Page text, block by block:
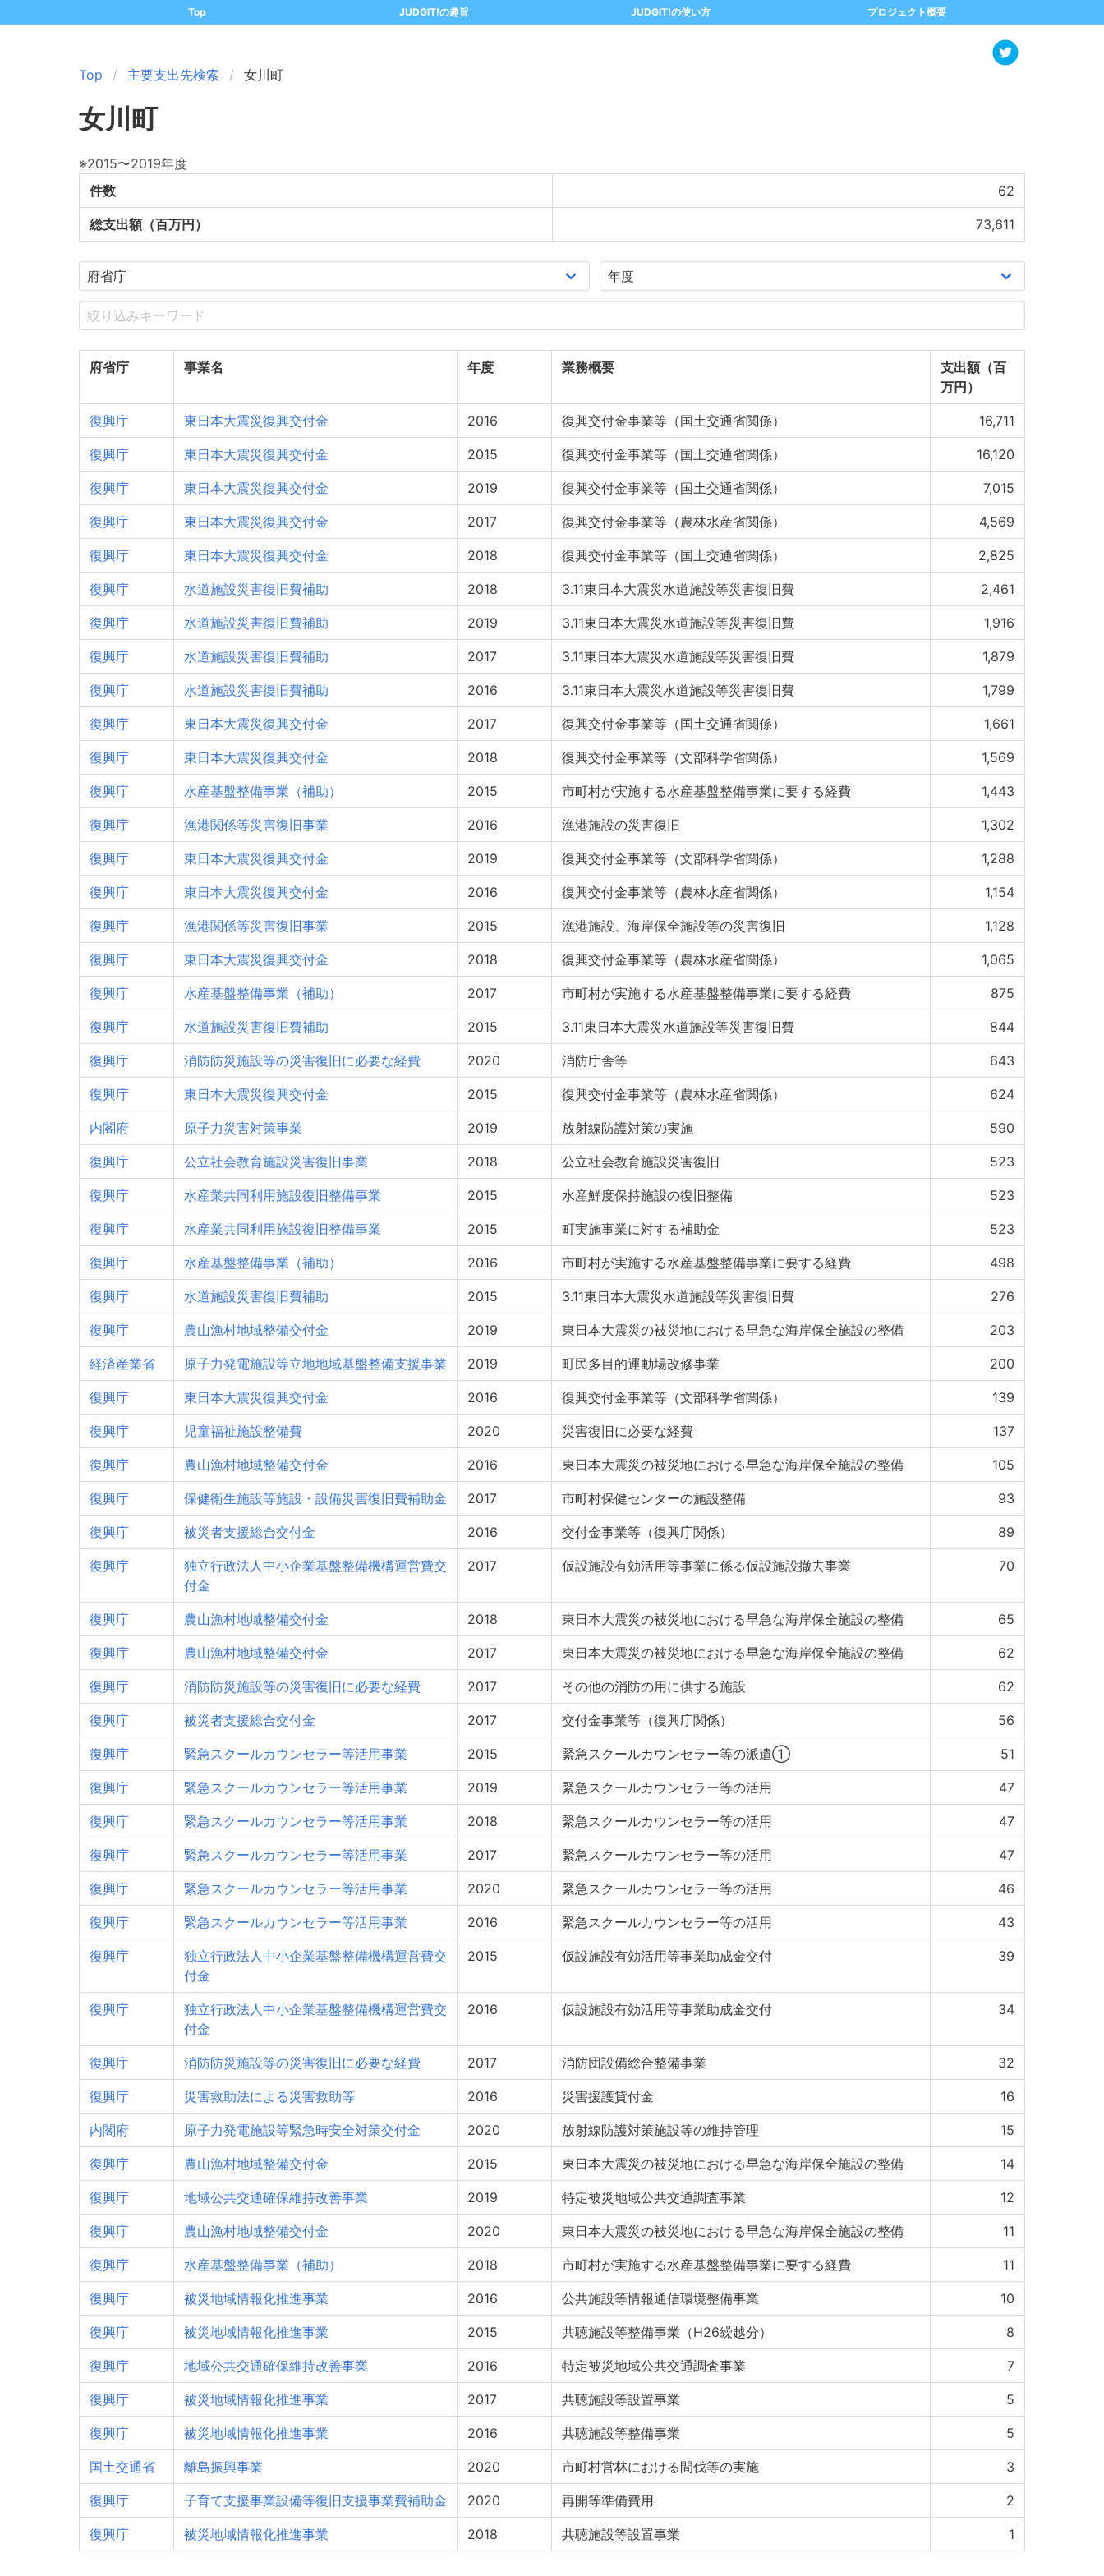
Top JUDGIT!の趣旨 JUDGIT!の使い方 プロジェクト概要
Top 主要支出先検索 女川町
女川町
※2015〜2019年度
件数
62
総支出額（百万円） 73,611
府省庁 事業名 年度 業務概要
支出額（百
万円）
復興庁 東日本大震災復興交付金 2016 復興交付金事業等（国土交通省関係） 16,711
復興庁 東日本大震災復興交付金 2015 復興交付金事業等（国土交通省関係） 16,120
復興庁 東日本大震災復興交付金 2019 復興交付金事業等（国土交通省関係） 7,015
復興庁 東日本大震災復興交付金 2017 復興交付金事業等（農林水産省関係） 4,569
復興庁 東日本大震災復興交付金 2018 復興交付金事業等（国土交通省関係） 2,825
復興庁 水道施設災害復旧費補助 2018 3.11東日本大震災水道施設等災害復旧費 2,461
復興庁 水道施設災害復旧費補助 2019 3.11東日本大震災水道施設等災害復旧費 1,916
復興庁 水道施設災害復旧費補助 2017 3.11東日本大震災水道施設等災害復旧費 1,879
復興庁 水道施設災害復旧費補助 2016 3.11東日本大震災水道施設等災害復旧費 1,799
復興庁 東日本大震災復興交付金 2017 復興交付金事業等（国土交通省関係） 1,661
復興庁 東日本大震災復興交付金 2018 復興交付金事業等（文部科学省関係） 1,569
復興庁 水産基盤整備事業（補助） 2015 市町村が実施する水産基盤整備事業に要する経費 1,443
復興庁 漁港関係等災害復旧事業 2016 漁港施設の災害復旧 1,302
復興庁 東日本大震災復興交付金 2019 復興交付金事業等（文部科学省関係） 1,288
復興庁 東日本大震災復興交付金 2016 復興交付金事業等（農林水産省関係） 1,154
復興庁 漁港関係等災害復旧事業 2015 漁港施設、海岸保全施設等の災害復旧 1,128
復興庁 東日本大震災復興交付金 2018 復興交付金事業等（農林水産省関係） 1,065
復興庁 水産基盤整備事業（補助） 2017 市町村が実施する水産基盤整備事業に要する経費 875
復興庁 水道施設災害復旧費補助 2015 3.11東日本大震災水道施設等災害復旧費 844
復興庁 消防防災施設等の災害復旧に必要な経費 2020 消防庁舎等 643
復興庁 東日本大震災復興交付金 2015 復興交付金事業等（農林水産省関係） 624
内閣府 原子力災害対策事業 2019 放射線防護対策の実施 590
復興庁 公立社会教育施設災害復旧事業 2018 公立社会教育施設災害復旧 523
復興庁 水産業共同利用施設復旧整備事業 2015 水産鮮度保持施設の復旧整備 523
復興庁 水産業共同利用施設復旧整備事業 2015 町実施事業に対する補助金 523
復興庁 水産基盤整備事業（補助） 2016 市町村が実施する水産基盤整備事業に要する経費 498
復興庁 水道施設災害復旧費補助 2015 3.11東日本大震災水道施設等災害復旧費 276
復興庁 農山漁村地域整備交付金 2019 東日本大震災の被災地における早急な海岸保全施設の整備 203
経済産業省 原子力発電施設等立地地域基盤整備支援事業 2019 町民多目的運動場改修事業 200
復興庁 東日本大震災復興交付金 2016 復興交付金事業等（文部科学省関係） 139
復興庁 児童福祉施設整備費 2020 災害復旧に必要な経費 137
復興庁 農山漁村地域整備交付金 2016 東日本大震災の被災地における早急な海岸保全施設の整備 105
復興庁 保健衛生施設等施設・設備災害復旧費補助金 2017 市町村保健センターの施設整備 93
復興庁 被災者支援総合交付金 2016 交付金事業等（復興庁関係） 89
復興庁
独立行政法人中小企業基盤整備機構運営費交
付金
2017 仮設施設有効活用等事業に係る仮設施設撤去事業 70
復興庁 農山漁村地域整備交付金 2018 東日本大震災の被災地における早急な海岸保全施設の整備 65
復興庁 農山漁村地域整備交付金 2017 東日本大震災の被災地における早急な海岸保全施設の整備 62
復興庁 消防防災施設等の災害復旧に必要な経費 2017 その他の消防の用に供する施設 62
復興庁 被災者支援総合交付金 2017 交付金事業等（復興庁関係） 56
復興庁 緊急スクールカウンセラー等活用事業 2015 緊急スクールカウンセラー等の派遣① 51
復興庁 緊急スクールカウンセラー等活用事業 2019 緊急スクールカウンセラー等の活用 47
復興庁 緊急スクールカウンセラー等活用事業 2018 緊急スクールカウンセラー等の活用 47
復興庁 緊急スクールカウンセラー等活用事業 2017 緊急スクールカウンセラー等の活用 47
復興庁 緊急スクールカウンセラー等活用事業 2020 緊急スクールカウンセラー等の活用 46
復興庁 緊急スクールカウンセラー等活用事業 2016 緊急スクールカウンセラー等の活用 43
復興庁
独立行政法人中小企業基盤整備機構運営費交
付金
2015 仮設施設有効活用等事業助成金交付 39
復興庁
独立行政法人中小企業基盤整備機構運営費交
付金
2016 仮設施設有効活用等事業助成金交付 34
復興庁 消防防災施設等の災害復旧に必要な経費 2017 消防団設備総合整備事業 32
復興庁 災害救助法による災害救助等 2016 災害援護貸付金 16
内閣府 原子力発電施設等緊急時安全対策交付金 2020 放射線防護対策施設等の維持管理 15
復興庁 農山漁村地域整備交付金 2015 東日本大震災の被災地における早急な海岸保全施設の整備 14
復興庁 地域公共交通確保維持改善事業 2019 特定被災地域公共交通調査事業 12
復興庁 農山漁村地域整備交付金 2020 東日本大震災の被災地における早急な海岸保全施設の整備 11
復興庁 水産基盤整備事業（補助） 2018 市町村が実施する水産基盤整備事業に要する経費 11
復興庁 被災地域情報化推進事業 2016 公共施設等情報通信環境整備事業 10
復興庁 被災地域情報化推進事業 2015 共聴施設等整備事業（H26繰越分） 8
復興庁 地域公共交通確保維持改善事業 2016 特定被災地域公共交通調査事業 7
復興庁 被災地域情報化推進事業 2017 共聴施設等設置事業 5
復興庁 被災地域情報化推進事業 2016 共聴施設等整備事業 5
国土交通省 離島振興事業 2020 市町村営林における間伐等の実施 3
復興庁 子育て支援事業設備等復旧支援事業費補助金 2020 再開等準備費用 2
復興庁 被災地域情報化推進事業 2018 共聴施設等設置事業 1